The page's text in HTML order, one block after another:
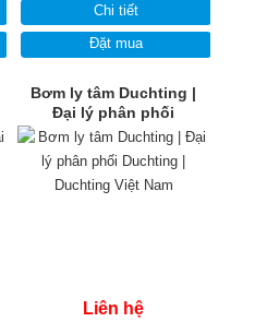
Chi tiết
Đặt mua
Bơm ly tâm Duchting |
Đại lý phân phối
Duchting | Duchting Việt
Nam
Liên hệ